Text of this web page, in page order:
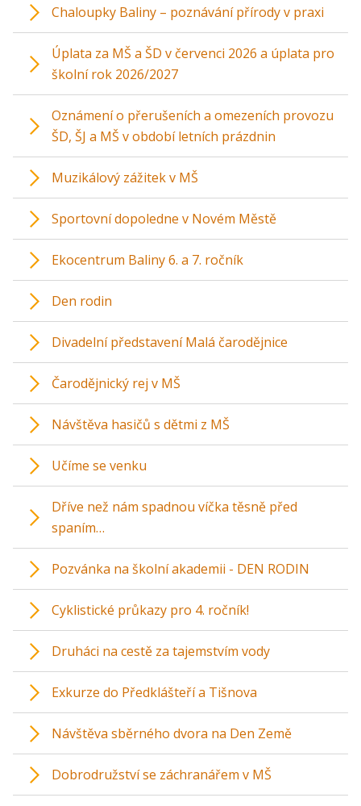
Chaloupky Baliny – poznávání přírody v praxi
Úplata za MŠ a ŠD v červenci 2026 a úplata pro
školní rok 2026/2027
Oznámení o přerušeních a omezeních provozu
ŠD, ŠJ a MŠ v období letních prázdnin
Muzikálový zážitek v MŠ
Sportovní dopoledne v Novém Městě
Ekocentrum Baliny 6. a 7. ročník
Den rodin
Divadelní představení Malá čarodějnice
Čarodějnický rej v MŠ
Návštěva hasičů s dětmi z MŠ
Učíme se venku
Dříve než nám spadnou víčka těsně před
spaním…
Pozvánka na školní akademii - DEN RODIN
Cyklistické průkazy pro 4. ročník!
Druháci na cestě za tajemstvím vody
Exkurze do Předklášteří a Tišnova
Návštěva sběrného dvora na Den Země
Dobrodružství se záchranářem v MŠ